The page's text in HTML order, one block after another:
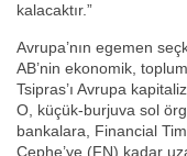
kalacaktır.”
Avrupa’nın egemen
AB’nin ekonomik,
Tsipras’ı Avrupa
O, küçük-burjuva sol
bankalara, Financial
Cephe’ye (FN) kadar